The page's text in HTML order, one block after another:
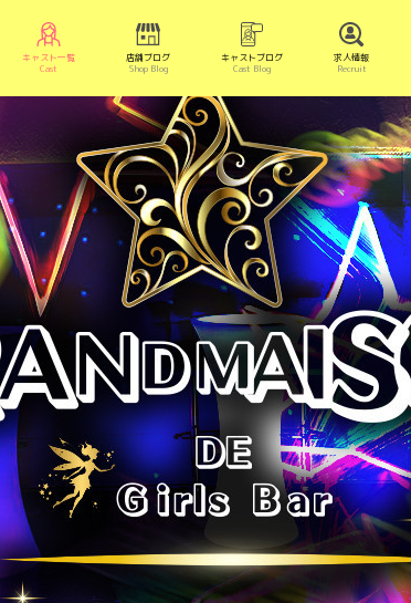
キャスト一覧
Cast
店舗ブログ
Shop Blog
キャストブログ
Cast Blog
求人情報
Recruit